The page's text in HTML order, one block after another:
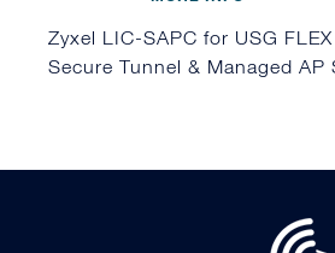
Zyxel LIC-SAPC for USG
Secure Tunnel & Managed AP